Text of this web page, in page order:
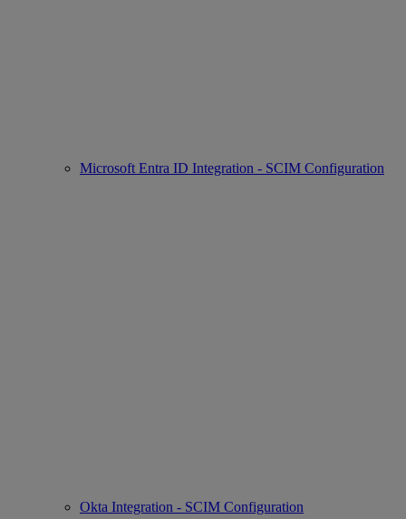
Microsoft Entra ID Integration - SCIM Configuration
Okta Integration - SCIM Configuration